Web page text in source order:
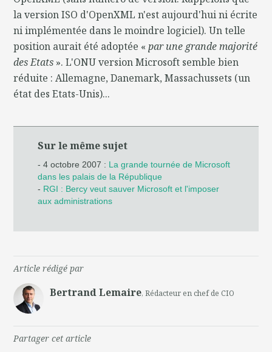
la version ISO d'OpenXML n'est aujourd'hui ni écrite
ni implémentée dans le moindre logiciel). Un telle
position aurait été adoptée «par une grande majorité
des Etats ». L'ONU version Microsoft semble bien
réduite : Allemagne, Danemark, Massachussets (un
état des Etats-Unis)...
Sur le même sujet
- 4 octobre 2007 : La grande tournée de Microsoft
dans les palais de la République
- RGI : Bercy veut sauver Microsoft et l'imposer
aux administrations
Article rédigé par
Bertrand Lemaire, Rédacteur en chef de CIO
Partager cet article